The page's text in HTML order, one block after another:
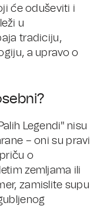
će oduševiti i
u
tradiciju,
a upravo o
Legendi" nisu
– oni su pravi
o
zemljama ili
zamislite supu